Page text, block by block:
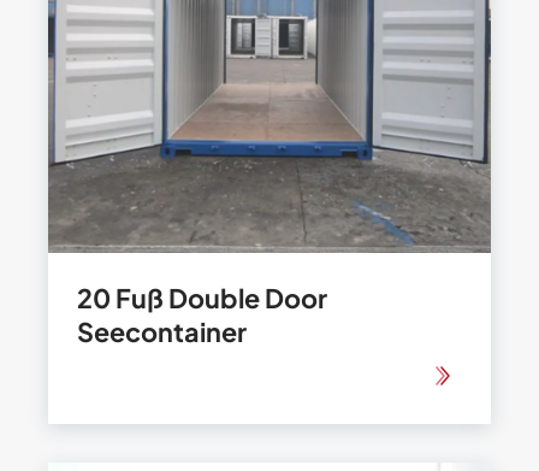
20 Fuß Double Door
Seecontainer